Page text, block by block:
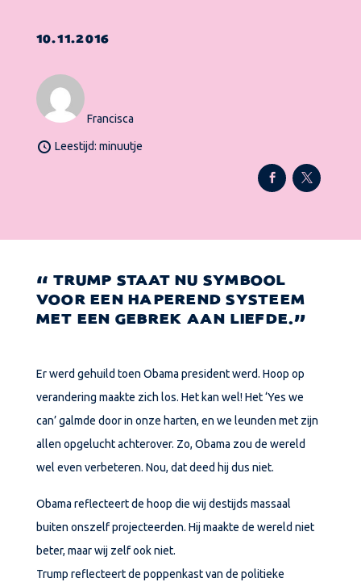
10.11.2016
Francisca
Leestijd: minuutje
TRUMP STAAT NU SYMBOOL
VOOR EEN HAPEREND SYSTEEM
MET EEN GEBREK AAN LIEFDE.
Er werd gehuild toen Obama president werd. Hoop op
verandering maakte zich los. Het kan wel! Het ‘Yes we
can’ galmde door in onze harten, en we leunden met zijn
allen opgelucht achterover. Zo, Obama zou de wereld
wel even verbeteren. Nou, dat deed hij dus niet.
Obama reflecteert de hoop die wij destijds massaal
buiten onszelf projecteerden. Hij maakte de wereld niet
beter, maar wij zelf ook niet.
Trump reflecteert de poppenkast van de politieke